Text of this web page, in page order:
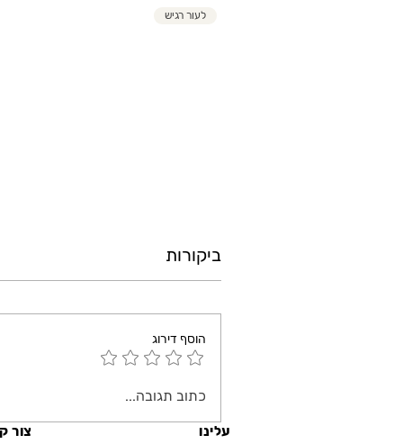
לעור רגיש
ביקורות
הוסף דירוג
כתוב תגובה...
צור עלינו